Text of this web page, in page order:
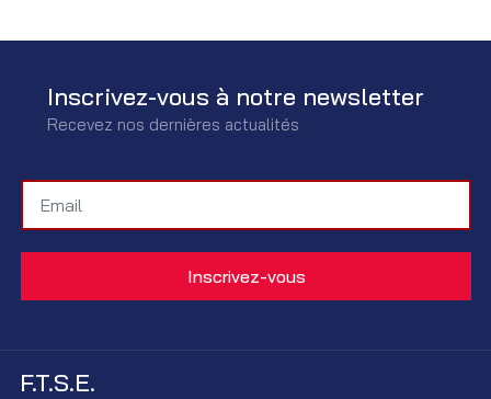
Inscrivez-vous à notre newsletter
Recevez nos dernières actualités
F.T.S.E.